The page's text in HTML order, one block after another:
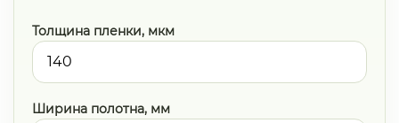
Толщина пленки, мкм
Ширина полотна, мм